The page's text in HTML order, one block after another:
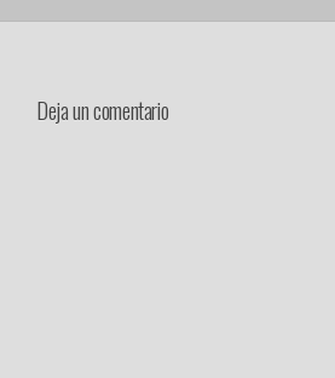
Deja un comentario